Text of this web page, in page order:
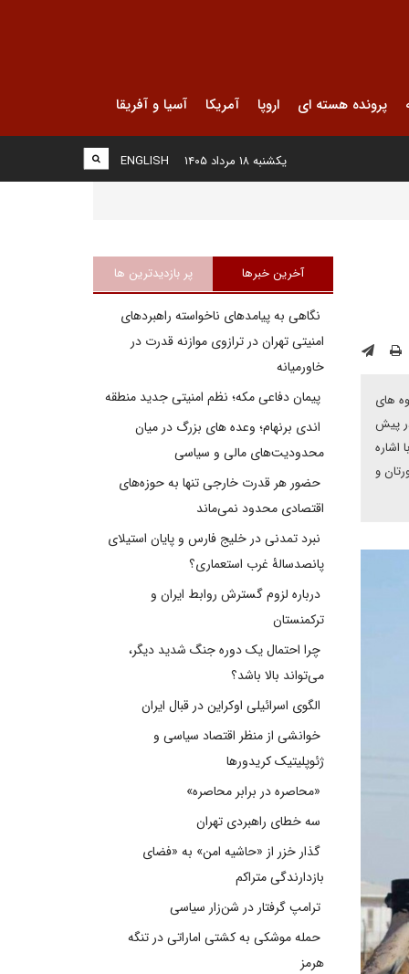
پرونده هسته ای اروپا آمریکا آسیا و آفریقا
ENGLISH یکشنبه ۱۸ مرداد ۱۴۰۵
های
پیش
اشاره
و
آخرین خبرها پر بازدیدترین ها
نگاهی به پیامدهای ناخواسته راهبردهای
امنیتی تهران در ترازوی موازنه قدرت در
خاورمیانه
پیمان دفاعی مکه؛ نظم امنیتی جدید منطقه
اندی برنهام؛ وعده های بزرگ در میان
محدودیت‌های مالی و سیاسی
حضور هر قدرت خارجی تنها به حوزه‌های
اقتصادی محدود نمی‌ماند
نبرد تمدنی در خلیج فارس و پایان استیلای
پانصدسالۀ غرب استعماری؟
درباره لزوم گسترش روابط ایران و
ترکمنستان
چرا احتمال یک دوره جنگ شدید دیگر،
می‌تواند بالا باشد؟
الگوی اسرائیلی اوکراین در قبال ایران
خوانشی از منظر اقتصاد سیاسی و
ژئوپلیتیک کریدورها
«محاصره در برابر محاصره»
سه خطای راهبردی تهران
گذار خزر از «حاشیه امن» به «فضای
بازدارندگی متراکم
ترامپ گرفتار در شن‌زار سیاسی
حمله موشکی به کشتی اماراتی در تنگه
هرمز